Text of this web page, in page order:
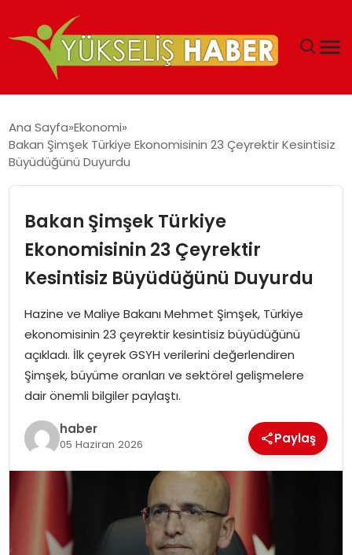
MALIYETLERINI AZALTIYOR’
Ana Sayfa Ekonomi
Bakan Şimşek Türkiye Ekonomisinin 23 Çeyrektir Kesintisiz
Büyüdüğünü Duyurdu
Bakan Şimşek Türkiye
Ekonomisinin 23 Çeyrektir
Kesintisiz Büyüdüğünü Duyurdu
Hazine ve Maliye Bakanı Mehmet Şimşek, Türkiye
ekonomisinin 23 çeyrektir kesintisiz büyüdüğünü
açıkladı. İlk çeyrek GSYH verilerini değerlendiren
Şimşek, büyüme oranları ve sektörel gelişmelere
dair önemli bilgiler paylaştı.
haber
05 Haziran 2026 Paylaş